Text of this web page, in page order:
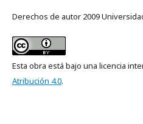
Derechos de autor 2009
Esta obra está bajo una licencia
Atribución 4.0.